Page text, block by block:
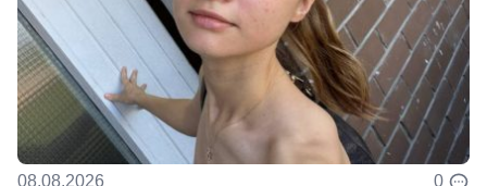
08.08.2026 0